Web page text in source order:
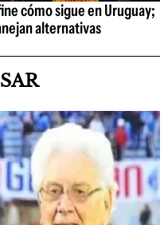
cómo sigue en Uruguay;
alternativas